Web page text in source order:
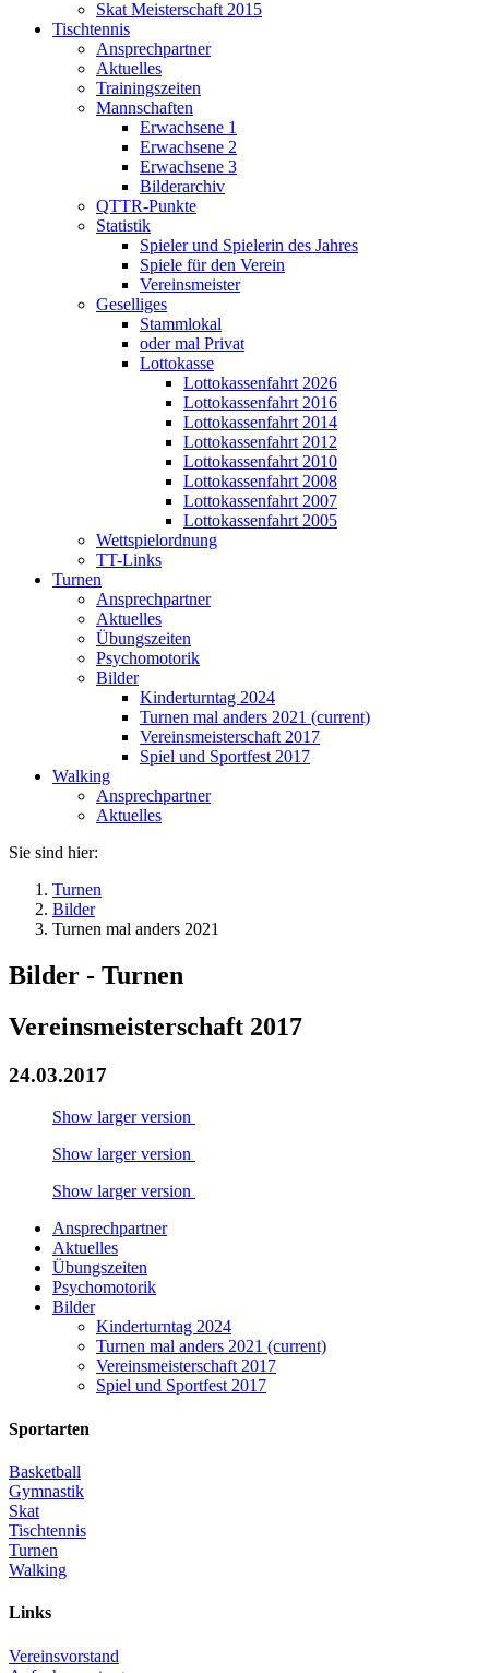
Skat Meisterschaft 2015
Tischtennis
Ansprechpartner
Aktuelles
Trainingszeiten
Mannschaften
Erwachsene 1
Erwachsene 2
Erwachsene 3
Bilderarchiv
QTTR-Punkte
Statistik
Spieler und Spielerin des Jahres
Spiele für den Verein
Vereinsmeister
Geselliges
Stammlokal
oder mal Privat
Lottokasse
Lottokassenfahrt 2026
Lottokassenfahrt 2016
Lottokassenfahrt 2014
Lottokassenfahrt 2012
Lottokassenfahrt 2010
Lottokassenfahrt 2008
Lottokassenfahrt 2007
Lottokassenfahrt 2005
Wettspielordnung
TT-Links
Turnen
Ansprechpartner
Aktuelles
Übungszeiten
Psychomotorik
Bilder
Kinderturntag 2024
Turnen mal anders 2021 (current)
Vereinsmeisterschaft 2017
Spiel und Sportfest 2017
Walking
Ansprechpartner
Aktuelles
Sie sind hier:
Turnen
Bilder
Turnen mal anders 2021
Bilder - Turnen
Vereinsmeisterschaft 2017
24.03.2017
Show larger version
Show larger version
Show larger version
Ansprechpartner
Aktuelles
Übungszeiten
Psychomotorik
Bilder
Kinderturntag 2024
Turnen mal anders 2021 (current)
Vereinsmeisterschaft 2017
Spiel und Sportfest 2017
Sportarten
Basketball
Gymnastik
Skat
Tischtennis
Turnen
Walking
Links
Vereinsvorstand